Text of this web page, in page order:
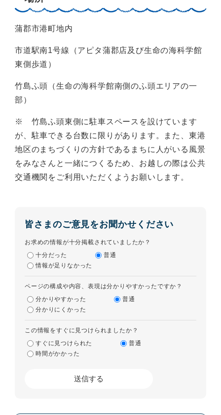
蒲郡市港町地内
市道駅南1号線（アピタ蒲郡店及び生命の海科学館
東側歩道）
竹島ふ頭（生命の海科学館南側のふ頭エリアの一
部）
※ 竹島ふ頭東側に駐車スペースを設けています
が、駐車できる台数に限りがあります。また、東港
地区のまちづくりの方針であるまちに人がいる風景
をみなさんと一緒につくるため、お越しの際は公共
交通機関をご利用いただくようお願いします。
皆さまのご意見をお聞かせください
お求めの情報が十分掲載されていましたか？
十分だった
普通
情報が足りなかった
ページの構成や内容、表現は分かりやすかったですか？
分かりやすかった
普通
分かりにくかった
この情報をすぐに見つけられましたか？
すぐに見つけられた
普通
時間がかかった